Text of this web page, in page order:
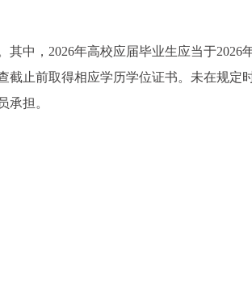
中，2026年高校应届毕业生应当于2026
截止前取得相应学历学位证书。未在规定
承担。